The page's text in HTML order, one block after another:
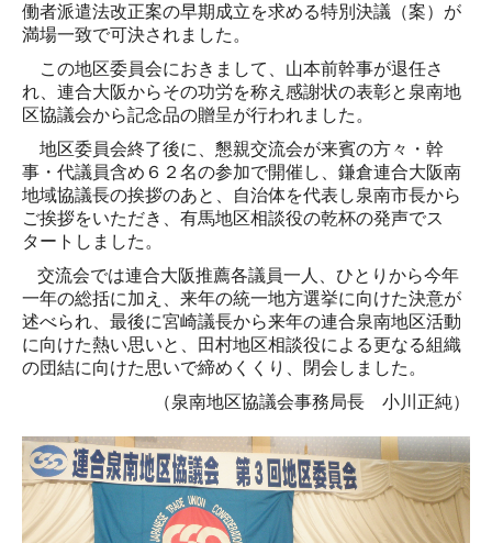
政策要請
政策要請回答
政策・政治フォーラム会員紹介
役員コラム
役員用ページ
会議室予約状況
機関会議報告（37・38年度）
街頭行動報告（37・38年度）
働者派遣法改正案の早期成立を求める特別決議（案）が
満場一致で可決されました。
この地区委員会におきまして、山本前幹事が退任さ
れ、連合大阪からその功労を称え感謝状の表彰と泉南地
区協議会から記念品の贈呈が行われました。
地区委員会終了後に、懇親交流会が来賓の方々・幹
事・代議員含め６２名の参加で開催し、鎌倉連合大阪南
地域協議長の挨拶のあと、自治体を代表し泉南市長から
ご挨拶をいただき、有馬地区相談役の乾杯の発声でス
タートしました。
交流会では連合大阪推薦各議員一人、ひとりから今年
一年の総括に加え、来年の統一地方選挙に向けた決意が
述べられ、最後に宮崎議長から来年の連合泉南地区活動
に向けた熱い思いと、田村地区相談役による更なる組織
の団結に向けた思いで締めくくり、閉会しました。
（泉南地区協議会事務局長 小川正純）